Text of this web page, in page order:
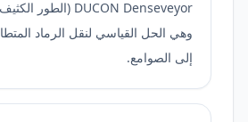
وهي الحل القياسي لنقل الرماد
إلى الصوامع.